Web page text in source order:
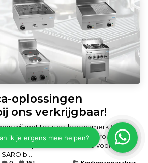
oplossingen
ons verkrijgbaar!
wij met trots hethorecamerk SARO
staat bekend om zijn betrouwbare
speciaal ontwikkeld voor de
bi...